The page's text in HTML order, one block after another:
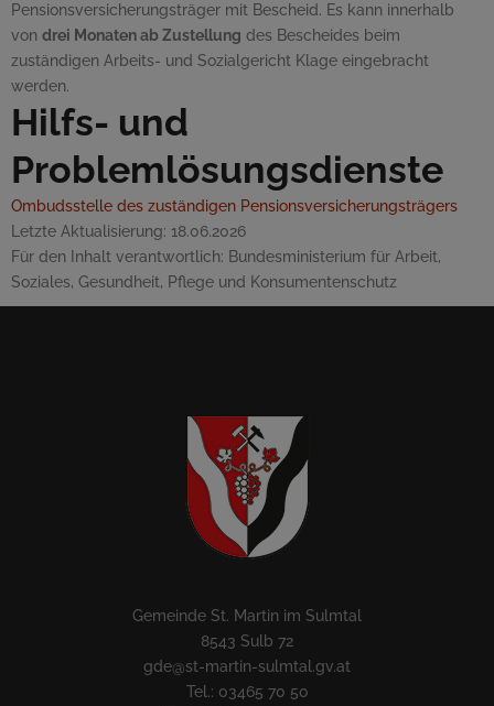
Pensionsversicherungsträger mit Bescheid. Es kann innerhalb
von drei Monaten ab Zustellung des Bescheides beim
zuständigen Arbeits- und Sozialgericht Klage eingebracht
werden.
Hilfs- und
Problemlösungsdienste
Ombudsstelle des zuständigen Pensionsversicherungsträgers
Letzte Aktualisierung: 18.06.2026
Für den Inhalt verantwortlich: Bundesministerium für Arbeit,
Soziales, Gesundheit, Pflege und Konsumentenschutz
Gemeinde St. Martin im Sulmtal
8543 Sulb 72
gde@st-martin-sulmtal.gv.at
Tel.: 03465 70 50